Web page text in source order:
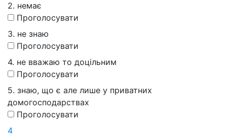
2. немає
Проголосувати
3. не знаю
Проголосувати
4. не вважаю то доцільним
Проголосувати
5. знаю, що є але лише у приватних
домогосподарствах
Проголосувати
4